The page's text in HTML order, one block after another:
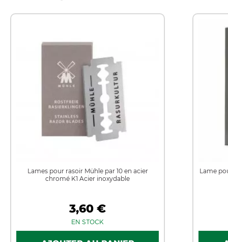
Lames pour rasoir Mühle par 10 en acier
chromé K1 Acier inoxydable
3,60 €
EN STOCK
Lame